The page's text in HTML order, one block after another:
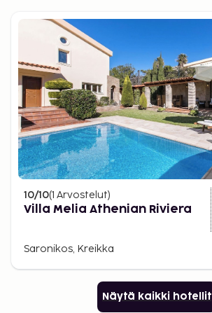
10/10(1 Arvostelut)
Villa Melia Athenian Riviera
Saronikos, Kreikka
Näytä kaikki hotellit